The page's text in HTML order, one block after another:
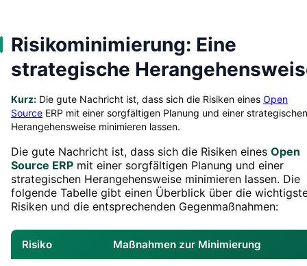
Risikominimierung: Eine
strategische
Kurz: Die gute Nachricht ist, dass sich die Risiken eines Open
Source ERP mit einer sorgfältigen Planung und einer strategischen
Herangehensweise minimieren lassen.
Die gute Nachricht ist, dass sich die Risiken eines Open
Source ERP mit einer sorgfältigen Planung und einer
strategischen Herangehensweise minimieren lassen. Die
folgende Tabelle gibt einen Überblick über die
Risiken und die entsprechenden Gegenmaßnahmen:
Risiko Maßnahmen zur Minimierung